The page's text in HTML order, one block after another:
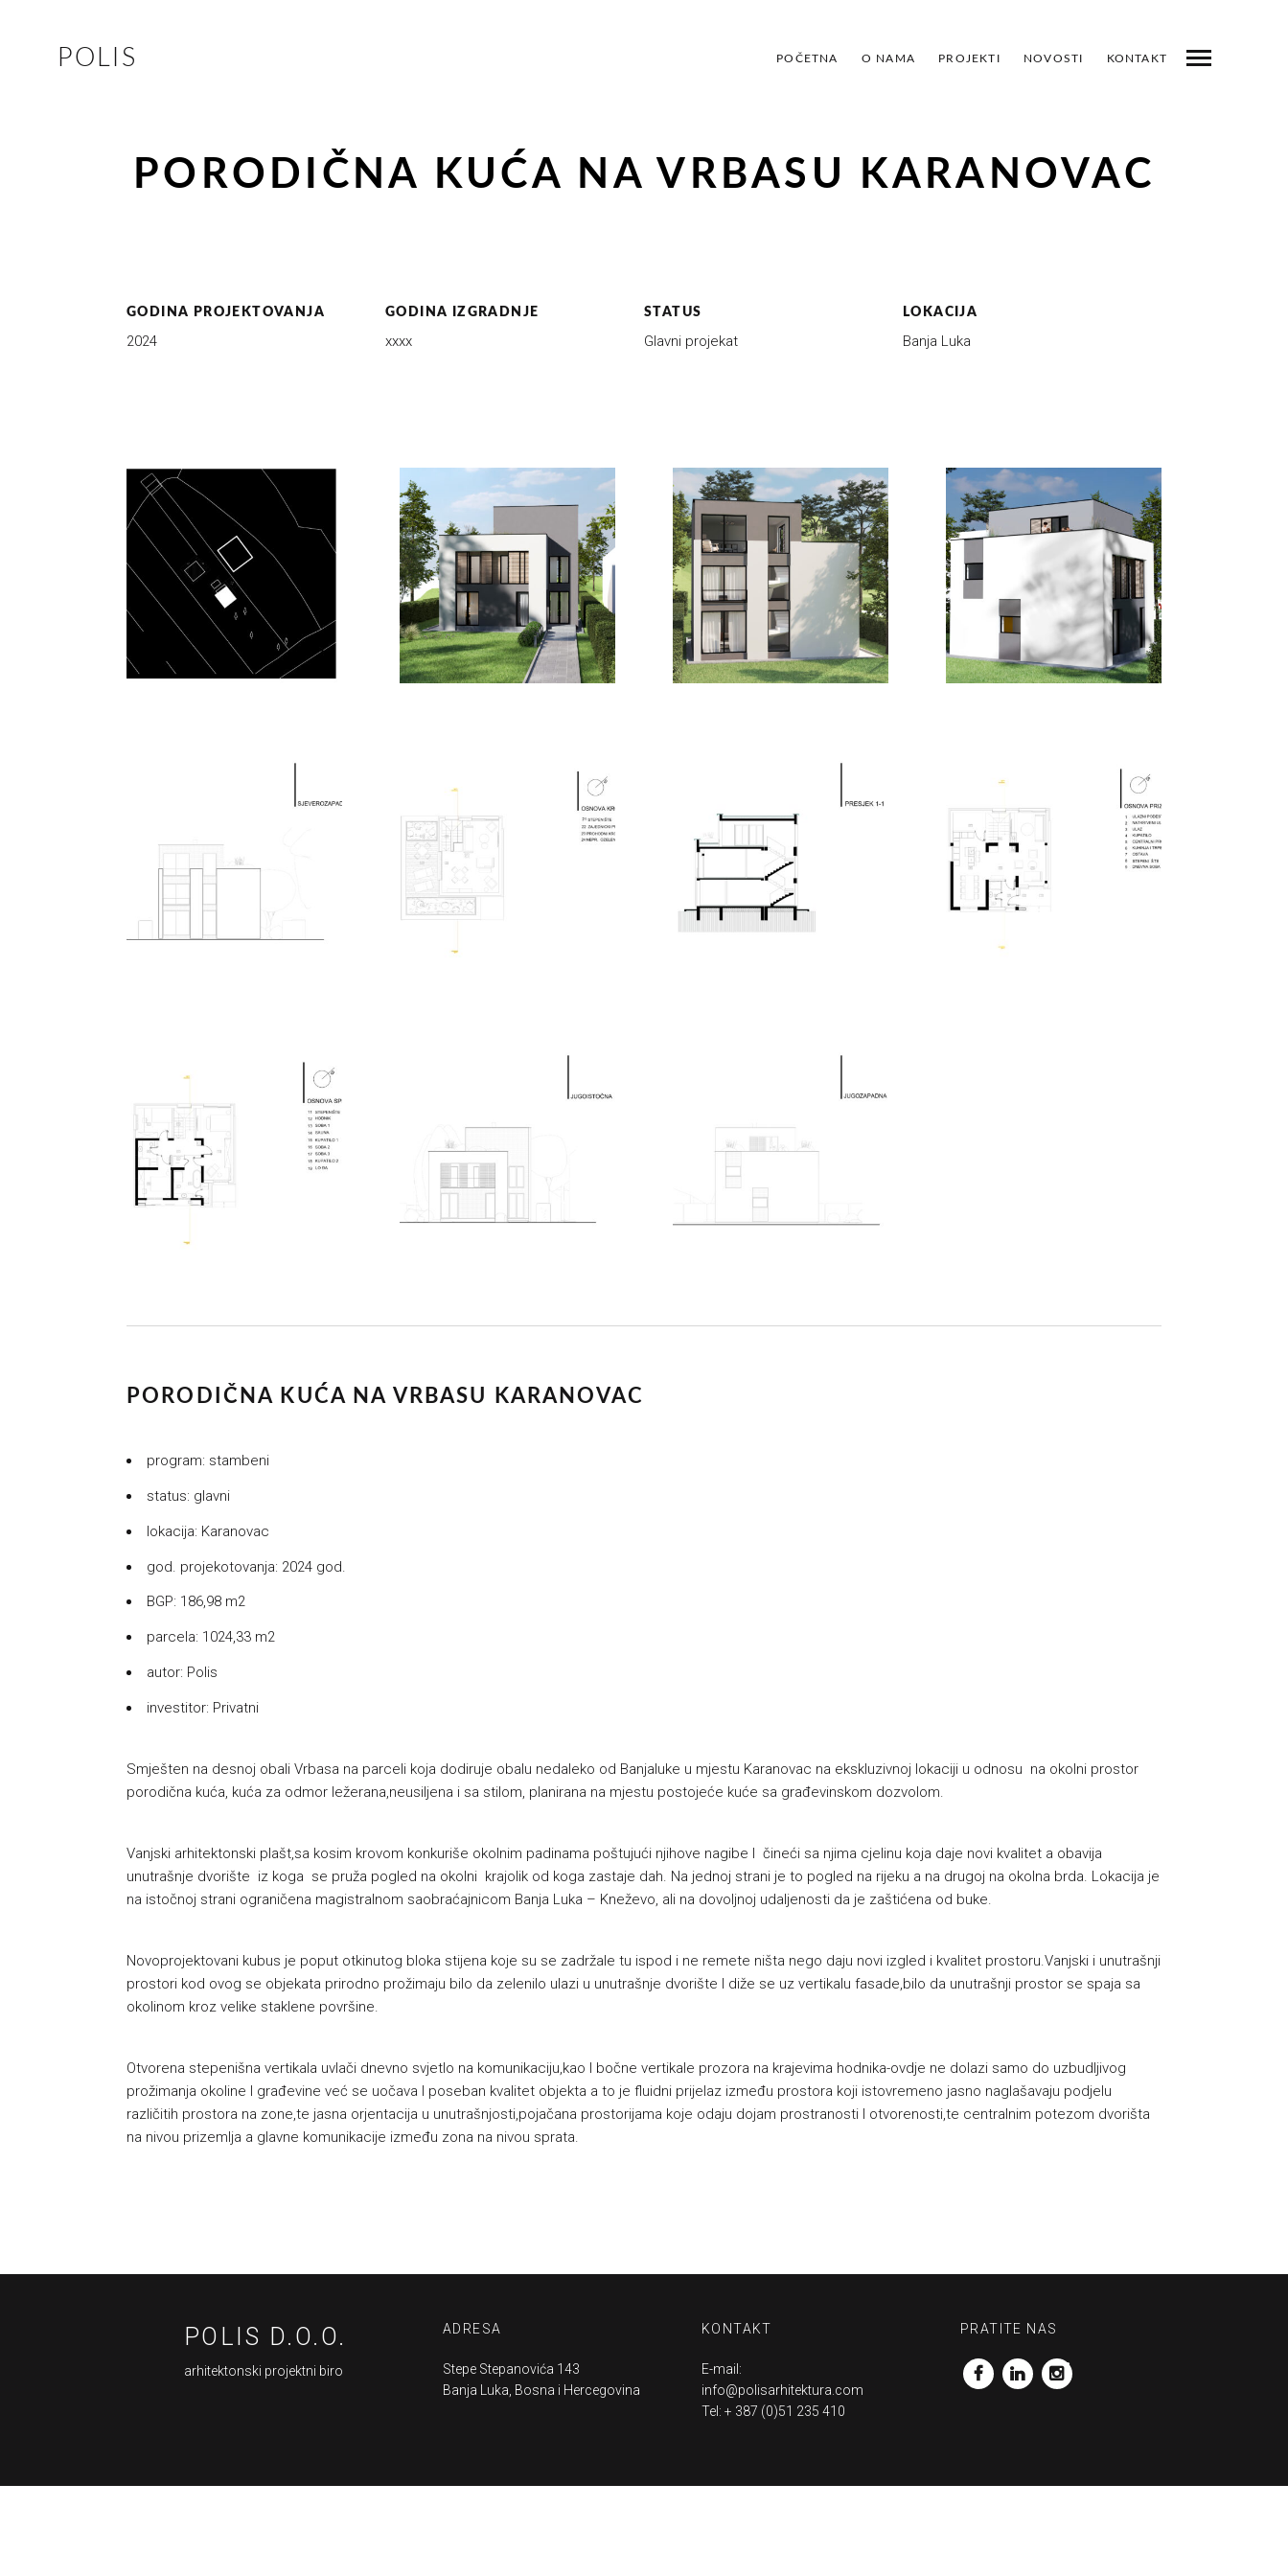
POLIS POČETNA O NAMA PROJEKTI NOVOSTI KONTAKT
PORODIČNA KUĆA NA VRBASU KARANOVAC
GODINA PROJEKTOVANJA
2024
GODINA IZGRADNJE
xxxx
STATUS
Glavni projekat
LOKACIJA
Banja Luka
PORODIČNA KUĆA NA VRBASU KARANOVAC
program: stambeni
status: glavni
lokacija: Karanovac
god. projekotovanja: 2024 god.
BGP: 186,98 m2
parcela: 1024,33 m2
autor: Polis
investitor: Privatni
Smješten na desnoj obali Vrbasa na parceli koja dodiruje obalu nedaleko od Banjaluke u mjestu Karanovac na ekskluzivnoj lokaciji u odnosu na okolni prostor
porodična kuća, kuća za odmor ležerana,neusiljena i sa stilom, planirana na mjestu postojeće kuće sa građevinskom dozvolom.
Vanjski arhitektonski plašt,sa kosim krovom konkuriše okolnim padinama poštujući njihove nagibe I čineći sa njima cjelinu koja daje novi kvalitet a obavija
unutrašnje dvorište iz koga se pruža pogled na okolni krajolik od koga zastaje dah. Na jednoj strani je to pogled na rijeku a na drugoj na okolna brda. Lokacija je
na istočnoj strani ograničena magistralnom saobraćajnicom Banja Luka – Kneževo, ali na dovoljnoj udaljenosti da je zaštićena od buke.
Novoprojektovani kubus je poput otkinutog bloka stijena koje su se zadržale tu ispod i ne remete ništa nego daju novi izgled i kvalitet prostoru.Vanjski i unutrašnji
prostori kod ovog se objekata prirodno prožimaju bilo da zelenilo ulazi u unutrašnje dvorište I diže se uz vertikalu fasade,bilo da unutrašnji prostor se spaja sa
okolinom kroz velike staklene površine.
Otvorena stepenišna vertikala uvlači dnevno svjetlo na komunikaciju,kao I bočne vertikale prozora na krajevima hodnika-ovdje ne dolazi samo do uzbudljivog
prožimanja okoline I građevine već se uočava I poseban kvalitet objekta a to je fluidni prijelaz između prostora koji istovremeno jasno naglašavaju podjelu
različitih prostora na zone,te jasna orjentacija u unutrašnjosti,pojačana prostorijama koje odaju dojam prostranosti I otvorenosti,te centralnim potezom dvorišta
na nivou prizemlja a glavne komunikacije između zona na nivou sprata.
POLIS D.O.O.
arhitektonski projektni biro
ADRESA
Stepe Stepanovića 143
Banja Luka, Bosna i Hercegovina
KONTAKT
E-mail:
info@polisarhitektura.com
Tel: + 387 (0)51 235 410
PRATITE NAS
_FB _LN _INS